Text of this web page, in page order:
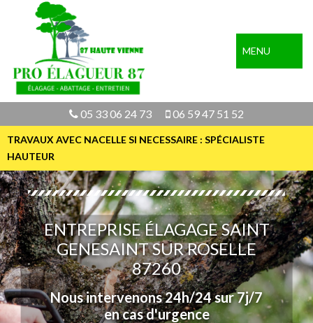
MENU
05 33 06 24 73 06 59 47 51 52
TRAVAUX AVEC NACELLE SI NECESSAIRE : SPÉCIALISTE
HAUTEUR
ENTREPRISE ÉLAGAGE SAINT
GENESAINT SUR ROSELLE
87260
Nous intervenons 24h/24 sur 7j/7
en cas d'urgence